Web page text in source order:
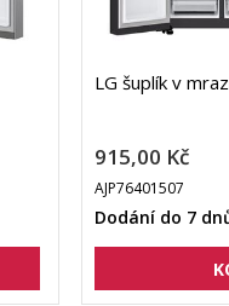
LG šuplík v
915,00 Kč
AJP76401507
Dodání do 7